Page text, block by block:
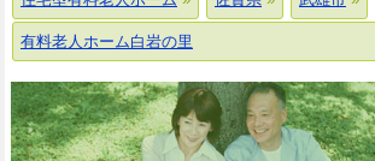
有料老人ホーム白岩の里